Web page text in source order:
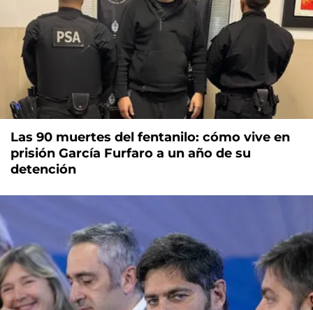
Las 90 muertes del fentanilo: cómo vive en
prisión García Furfaro a un año de su
detención